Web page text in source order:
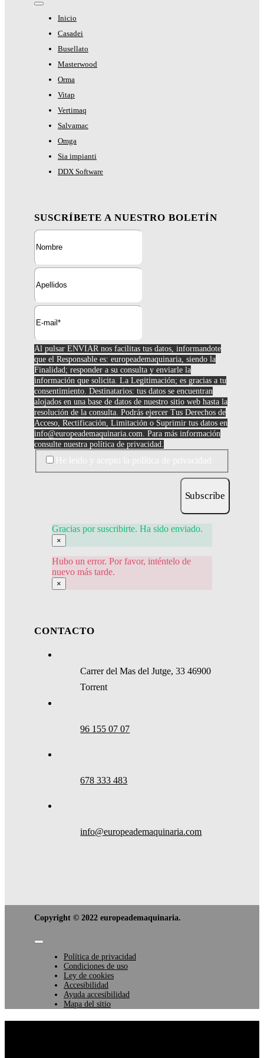
Toggle
Navigation
Inicio
Casadei
Busellato
Masterwood
Orma
Vitap
Vertimaq
Salvamac
Omga
Sia impianti
DDX Software
SUSCRÍBETE A NUESTRO BOLETÍN
Al pulsar ENVIAR nos facilitas tus datos, informandote
que el Responsable es: europeademaquinaria, siendo la
Finalidad; responder a su consulta y enviarle la
información que solicita. La Legitimación; es gracias a tu
consentimiento. Destinatarios: tus datos se encuentran
alojados en una base de datos de nuestro sitio web hasta la
resolución de la consulta. Podrás ejercer Tus Derechos de
Acceso, Rectificación, Limitación o Suprimir tus datos en
info@europeademaquinaria.com. Para más información
consulte nuestra política de privacidad.
Subscribe
Gracias por suscribirte. Ha sido enviado.
×
Hubo un error. Por favor, inténtelo de
nuevo más tarde.
×
CONTACTO
Carrer del Mas del Jutge, 33 46900
Torrent
96 155 07 07
678 333 483
info@europeademaquinaria.com
Copyright © 2022 europeademaquinaria.
Toggle
NavigationPolítica de privacidad
Condiciones de uso
Ley de cookies
Accesibilidad
Ayuda accesibilidad
Mapa del sitio